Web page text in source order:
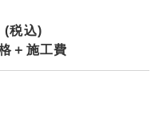
(税込)
＋施工費